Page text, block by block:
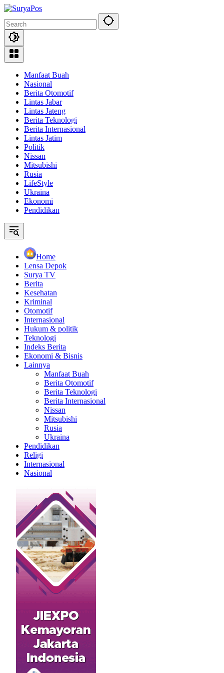
Skip
content
Manfaat Buah
Nasional
Berita Otomotif
Lintas Jabar
Lintas Jateng
Berita Teknologi
Berita Internasional
Lintas Jatim
Politik
Nissan
Mitsubishi
Rusia
LifeStyle
Ukraina
Ekonomi
Pendidikan
Home
Lensa Depok
Surya TV
Berita
Kesehatan
Kriminal
Otomotif
Internasional
Hukum & politik
Teknologi
Indeks Berita
Ekonomi & Bisnis
Lainnya
Manfaat Buah
Berita Otomotif
Berita Teknologi
Berita Internasional
Nissan
Mitsubishi
Rusia
Ukraina
Pendidikan
Religi
Internasional
Nasional